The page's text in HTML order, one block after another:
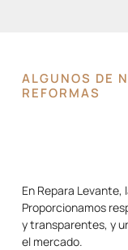
ALGUNOS DE
REFORMAS
En Repara Levante,
Proporcionamos
y transparentes, y
el mercado.